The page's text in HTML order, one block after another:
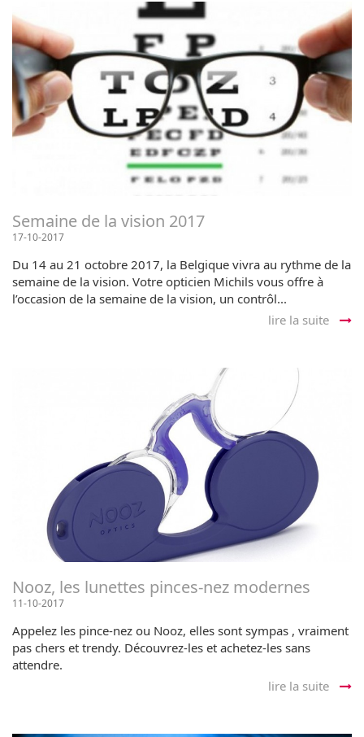
Semaine de la vision 2017
17-10-2017
Du 14 au 21 octobre 2017, la Belgique vivra au rythme de la
semaine de la vision. Votre opticien Michils vous offre à
l’occasion de la semaine de la vision, un contrôl...
lire la suite
Nooz, les lunettes pinces-nez modernes
11-10-2017
Appelez les pince-nez ou Nooz, elles sont sympas , vraiment
pas chers et trendy. Découvrez-les et achetez-les sans
attendre.
lire la suite